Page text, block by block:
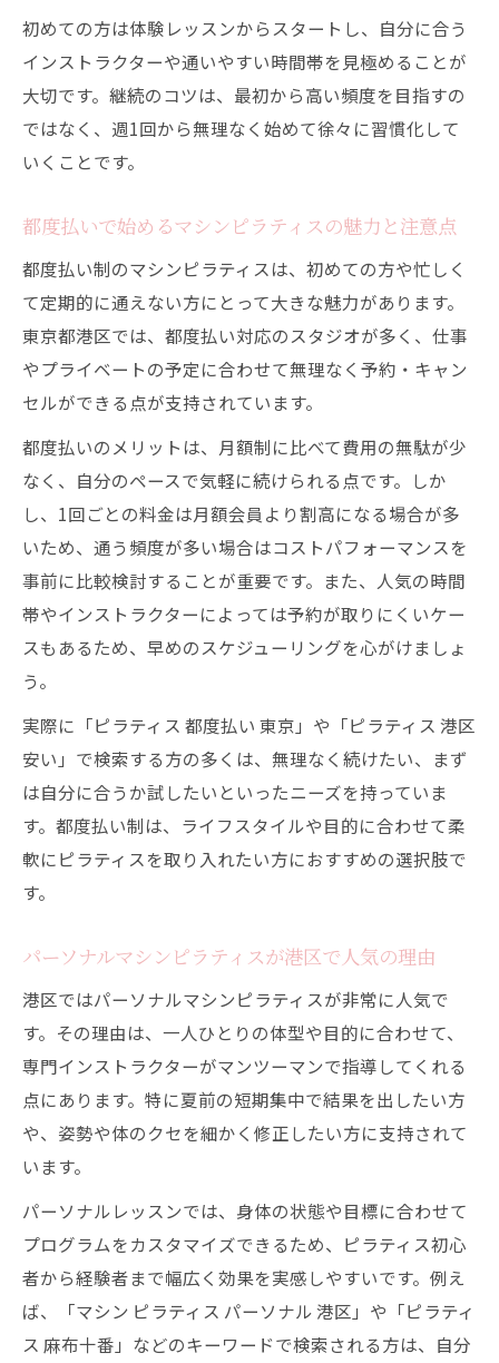
方
都度払いピラティスで継続負担を減らす方
法
パーソナル対応スタジオが継続を助ける理
由
夫
港区特有の通い方で無理なく続ける秘訣
夏に向けた理想の体型を叶えるピラティス生活
マシンピラティスで夏に向けて体型を引き
締めるコツ
無理なく続くピラティス生活で見た目を変
える秘訣
港区で叶える理想のボディメイク実践法
パーソナルマシンピラティスで夏前に自信
を持つ方法
初めての方は体験レッスンからスタートし、自分に合う
インストラクターや通いやすい時間帯を見極めることが
大切です。継続のコツは、最初から高い頻度を目指すの
ではなく、週1回から無理なく始めて徐々に習慣化して
いくことです。
都度払いで始めるマシンピラティスの魅力と注意点
都度払い制のマシンピラティスは、初めての方や忙しく
て定期的に通えない方にとって大きな魅力があります。
東京都港区では、都度払い対応のスタジオが多く、仕事
やプライベートの予定に合わせて無理なく予約・キャン
セルができる点が支持されています。
都度払いのメリットは、月額制に比べて費用の無駄が少
なく、自分のペースで気軽に続けられる点です。しか
し、1回ごとの料金は月額会員より割高になる場合が多
いため、通う頻度が多い場合はコストパフォーマンスを
事前に比較検討することが重要です。また、人気の時間
帯やインストラクターによっては予約が取りにくいケー
スもあるため、早めのスケジューリングを心がけましょ
う。
実際に「ピラティス 都度払い 東京」や「ピラティス 港区
安い」で検索する方の多くは、無理なく続けたい、まず
は自分に合うか試したいといったニーズを持っていま
す。都度払い制は、ライフスタイルや目的に合わせて柔
軟にピラティスを取り入れたい方におすすめの選択肢で
す。
パーソナルマシンピラティスが港区で人気の理由
港区ではパーソナルマシンピラティスが非常に人気で
す。その理由は、一人ひとりの体型や目的に合わせて、
専門インストラクターがマンツーマンで指導してくれる
点にあります。特に夏前の短期集中で結果を出したい方
や、姿勢や体のクセを細かく修正したい方に支持されて
います。
パーソナルレッスンでは、身体の状態や目標に合わせて
プログラムをカスタマイズできるため、ピラティス初心
者から経験者まで幅広く効果を実感しやすいです。例え
ば、「マシン ピラティス パーソナル 港区」や「ピラティ
ス 麻布十番」などのキーワードで検索される方は、自分